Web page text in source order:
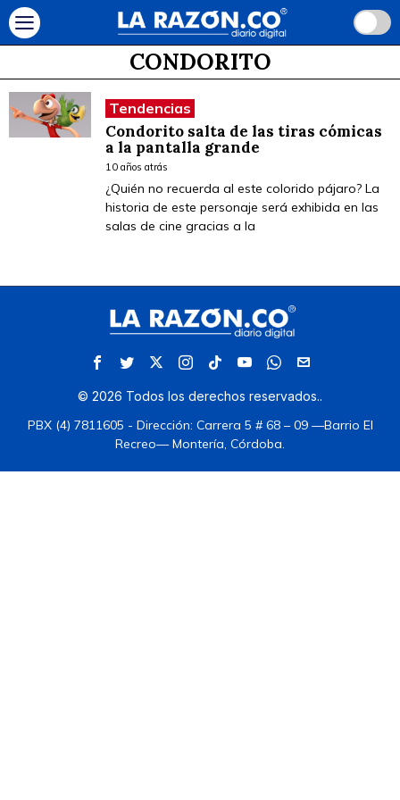
CONDORITO
Tendencias
Condorito salta de las tiras cómicas
a la pantalla grande
10 años atrás
¿Quién no recuerda al este colorido pájaro? La
historia de este personaje será exhibida en las
salas de cine gracias a la
© 2026 Todos los derechos reservados..
PBX (4) 7811605 - Dirección: Carrera 5 # 68 – 09 —Barrio El
Recreo— Montería, Córdoba.